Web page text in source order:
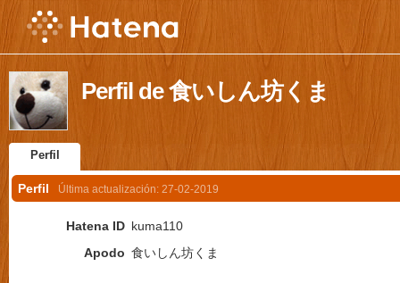
Perfil de 食いしん坊くま
Perfil
Perfil Última actualización: 27-02-2019
Hatena ID kuma110
Apodo 食いしん坊くま